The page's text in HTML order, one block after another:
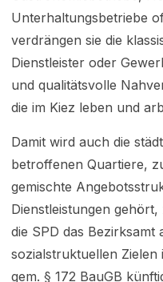
Unterhaltungsbetriebe
verdrängen sie die
Dienstleister oder
und qualitätsvolle
die im Kiez leben und
Damit wird auch die
betroffenen Quartiere,
gemischte
Dienstleistungen
die SPD das Be­zirksamt
sozialstruktuellen Zielen
gem. § 172 BauGB